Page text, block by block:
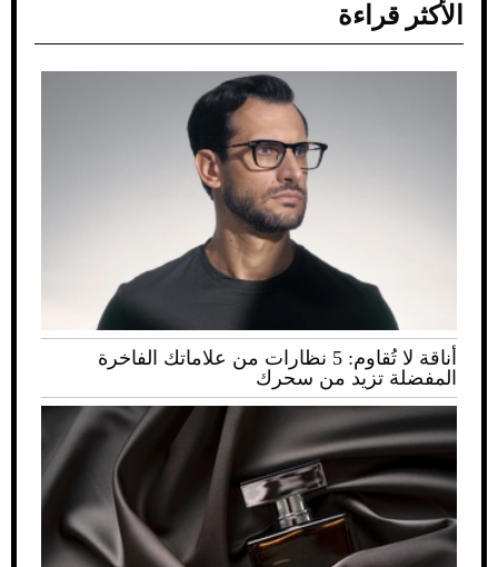
الأكثر قراءة
أناقة لا تُقاوم: 5 نظارات من علاماتك الفاخرة
المفضلة تزيد من سحرك